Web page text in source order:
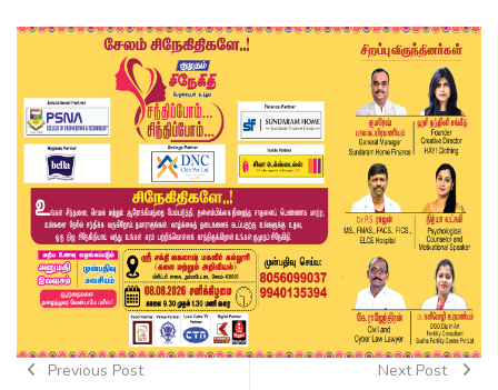
Previous Post Next Post